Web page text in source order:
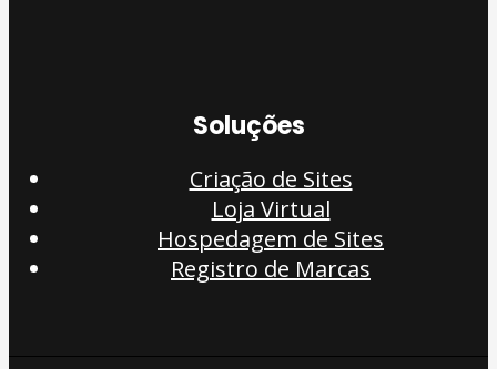
Soluções
Criação de Sites
Loja Virtual
Hospedagem de Sites
Registro de Marcas